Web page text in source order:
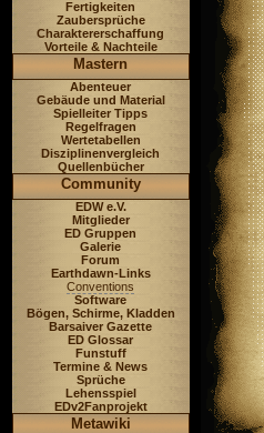
Fertigkeiten
Zaubersprüche
Charaktererschaffung
Vorteile & Nachteile
Mastern
Abenteuer
Gebäude und Material
Spielleiter Tipps
Regelfragen
Wertetabellen
Disziplinenvergleich
Quellenbücher
Community
EDW e.V.
Mitglieder
ED Gruppen
Galerie
Forum
Earthdawn-Links
Conventions
Software
Bögen, Schirme, Kladden
Barsaiver Gazette
ED Glossar
Funstuff
Termine & News
Sprüche
Lehensspiel
EDv2Fanprojekt
Metawiki